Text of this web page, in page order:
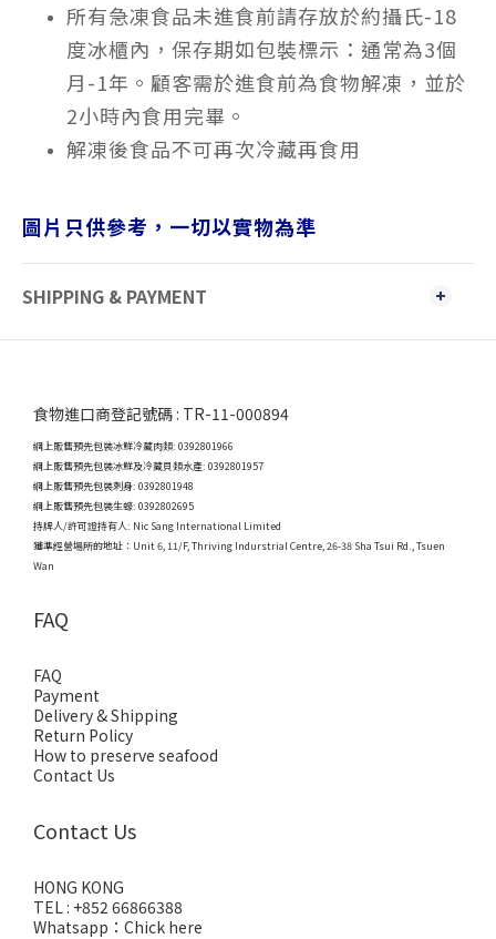
所有急凍食品未進食前請存放於約攝氏-18
度冰櫃內，保存期如包裝標示：通常為3個
月-1年。顧客需於進食前為食物解凍，並於
2小時內食用完畢。
解凍後食品不可再次冷藏再食用
圖片只供參考，一切以實物為準
SHIPPING & PAYMENT
食物進口商登記號碼 : TR-11-000894
網上販售預先包裝冰鮮冷藏肉類: 0392801966
網上販售預先包裝冰鮮及冷藏貝類水產: 0392801957
網上販售預先包裝刺身: 0392801948
網上販售預先包裝生蠔: 0392802695
持牌人/許可證持有人: Nic Sang International Limited
獲準經營場所的地址： Unit 6, 11/F, Thriving Indurstrial Centre, 26-38 Sha Tsui Rd., Tsuen
Wan
FAQ
FAQ
Payment
Delivery & Shipping
Return Policy
How to preserve seafood
Contact Us
Contact Us
HONG KONG
TEL : +852 66866388
Whatsapp： Chick here